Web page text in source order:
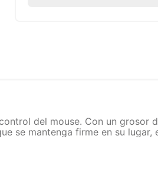
del mouse. Con un grosor
se mantenga firme en su